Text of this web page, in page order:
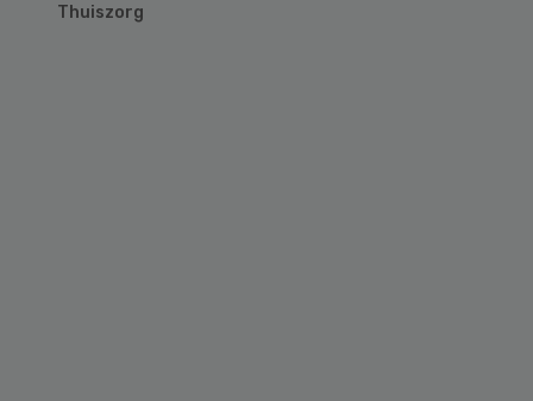
Thuiszorg